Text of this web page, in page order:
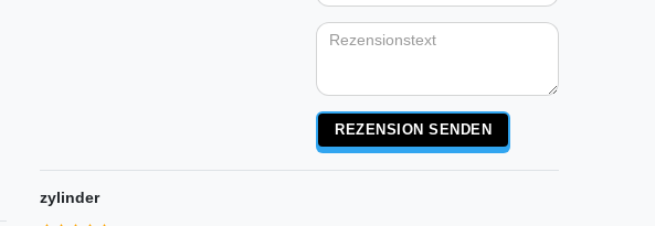
Bewertungssternen
(optional)
REZENSION SENDEN
zylinder